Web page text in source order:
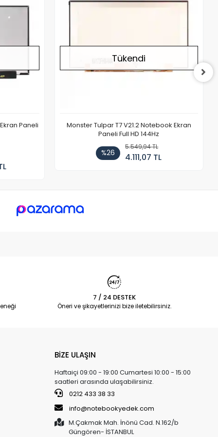
Paneli
Tükendi
Monster Tulpar T7 V21.2 Notebook Ekran
Paneli Full HD 144Hz
%26
5.549,94 TL
4.111,07 TL
7 / 24 DESTEK
Öneri ve şikayetlerinizi bize iletebilirsiniz.
BİZE ULAŞIN
Haftaiçi 09:00 - 19:00 Cumartesi 10:00 - 15:00
saatleri arasında ulaşabilirsiniz.
0212 433 38 33
info@notebookyedek.com
M.Çakmak Mah. İnönü Cad. N.162/b
Güngören- İSTANBUL